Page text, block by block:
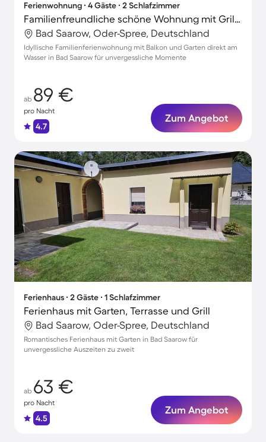
Ferienwohnung ∙ 4 Gäste ∙ 2 Schlafzimmer
Familienfreundliche schöne Wohnung mit Grill und Garten | Nah am Strand
Bad Saarow, Oder-Spree, Deutschland
Idyllische Familienferienwohnung mit Balkon und Garten direkt am
Wasser in Bad Saarow für unvergessliche Momente
ab 89 €
pro Nacht
4.7
Zum Angebot
Ferienhaus ∙ 2 Gäste ∙ 1 Schlafzimmer
Ferienhaus mit Garten, Terrasse und Grill
Bad Saarow, Oder-Spree, Deutschland
Romantisches Ferienhaus mit Garten in Bad Saarow für
unvergessliche Auszeiten zu zweit
ab 63 €
pro Nacht
4.5
Zum Angebot